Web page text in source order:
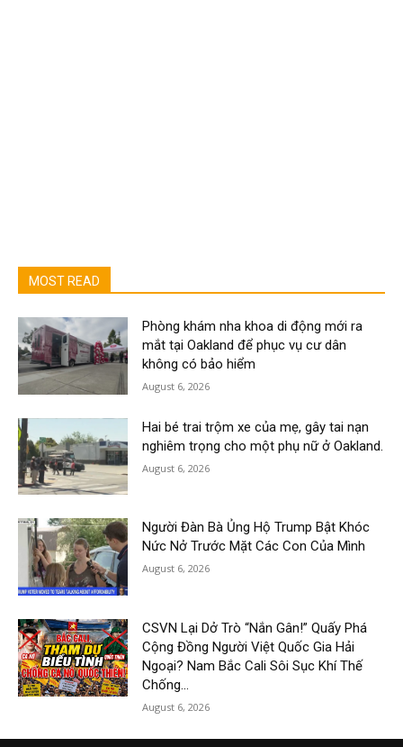
MOST READ
Phòng khám nha khoa di động mới ra
mắt tại Oakland để phục vụ cư dân
không có bảo hiểm
August 6, 2026
Hai bé trai trộm xe của mẹ, gây tai nạn
nghiêm trọng cho một phụ nữ ở Oakland.
August 6, 2026
Người Đàn Bà Ủng Hộ Trump Bật Khóc
Nức Nở Trước Mặt Các Con Của Mình
August 6, 2026
CSVN Lại Dở Trò “Nắn Gân!” Quấy Phá
Cộng Đồng Người Việt Quốc Gia Hải
Ngoại? Nam Bắc Cali Sôi Sục Khí Thế
Chống...
August 6, 2026